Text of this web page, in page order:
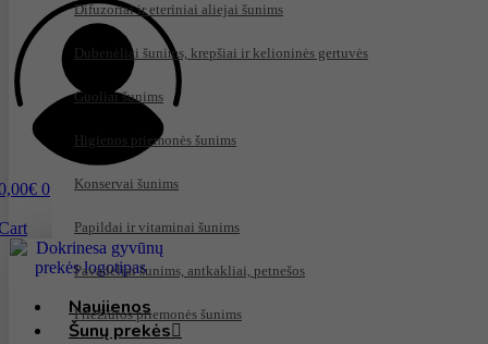
Difuzoriai ir eteriniai aliejai šunims
Dubenėliai šunims, krepšiai ir kelioninės gertuvės
Guoliai šunims
Higienos priemonės šunims
Konservai šunims
Papildai ir vitaminai šunims
Pavadėliai šunims, antkakliai, petnešos
Priežiūros priemonės šunims
€ 0
Naujienos
Šunų prekės